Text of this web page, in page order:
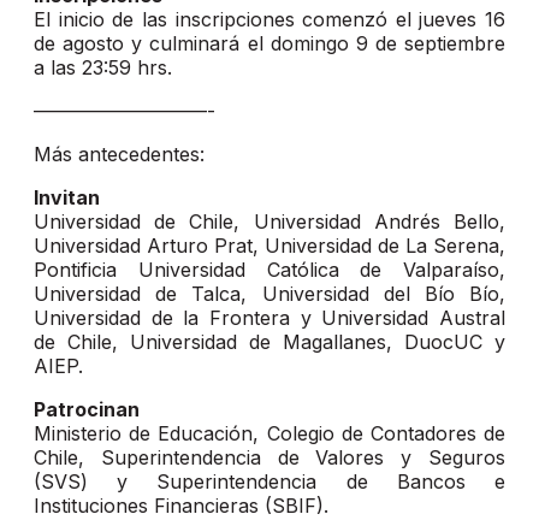
El inicio de las inscripciones comenzó el jueves 16
de agosto y culminará el domingo 9 de septiembre
a las 23:59 hrs.
—————————-
Más antecedentes:
Invitan
Universidad de Chile, Universidad Andrés Bello,
Universidad Arturo Prat, Universidad de La Serena,
Pontificia Universidad Católica de Valparaíso,
Universidad de Talca, Universidad del Bío Bío,
Universidad de la Frontera y Universidad Austral
de Chile, Universidad de Magallanes, DuocUC y
AIEP.
Patrocinan
Ministerio de Educación, Colegio de Contadores de
Chile, Superintendencia de Valores y Seguros
(SVS) y Superintendencia de Bancos e
Instituciones Financieras (SBIF).